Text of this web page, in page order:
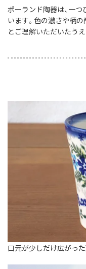
ポーランド陶器は、一
います。色の濃さや柄
とご理解いただいたうえ
口元が少しだけ広がった